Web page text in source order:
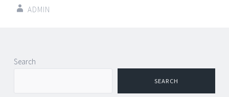
ADMIN
Post
navigation
Search
SEARCH